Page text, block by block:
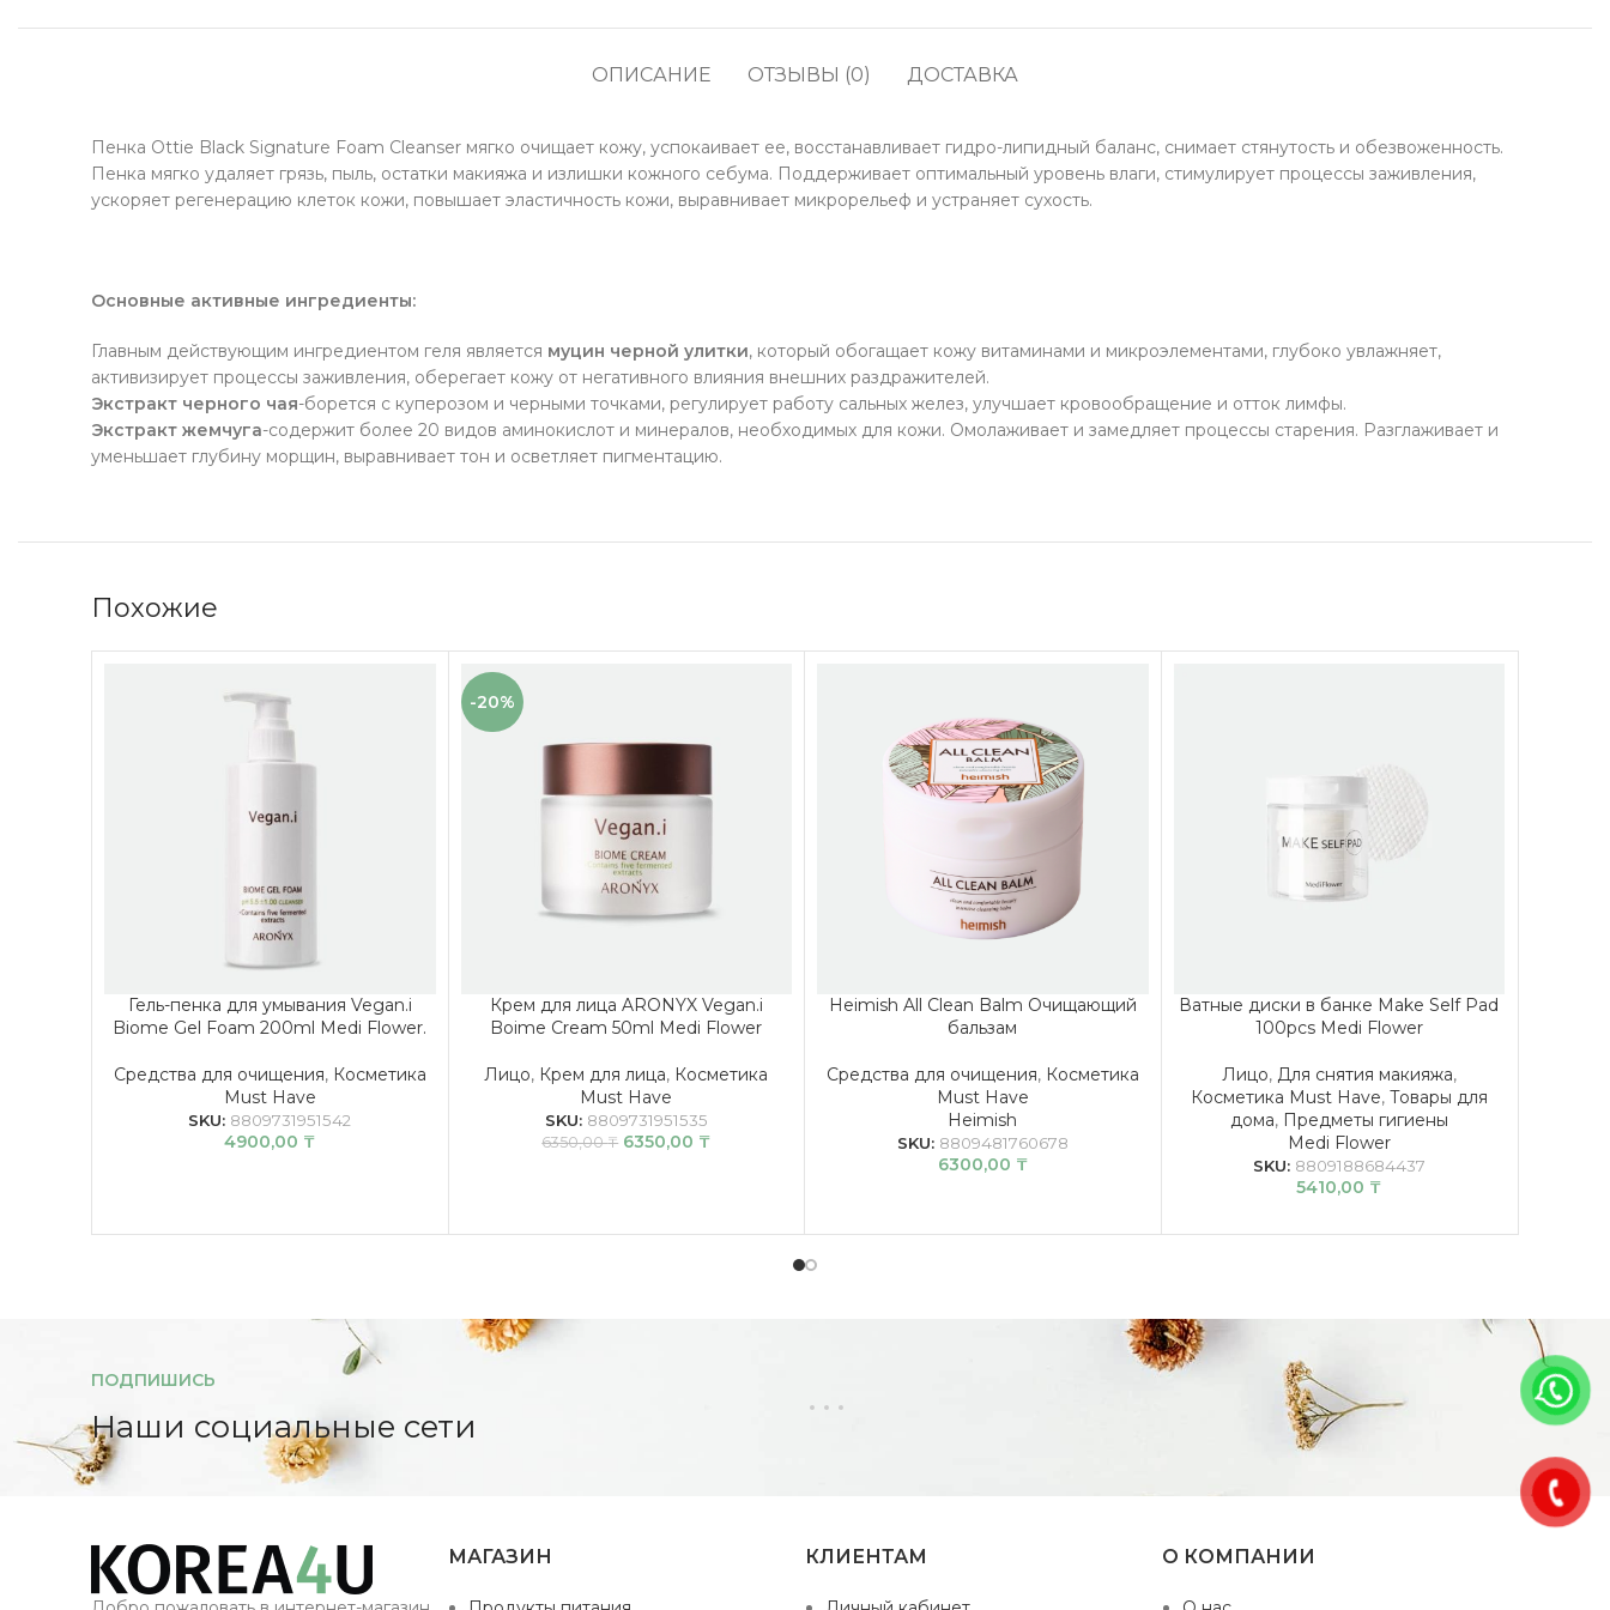
Соусы, приправы и
маринады
жевательные резинки,
конфеты
Напитки, молоко, готовое
Прочее
ОПИСАНИЕ ОТЗЫВЫ (0) ДОСТАВКА
Пенка Ottie Black Signature Foam Cleanser мягко очищает кожу, успокаивает ее, восстанавливает гидро-липидный баланс, снимает стянутость и обезвоженность.
Пенка мягко удаляет грязь, пыль, остатки макияжа и излишки кожного себума. Поддерживает оптимальный уровень влаги, стимулирует процессы заживления,
ускоряет регенерацию клеток кожи, повышает эластичность кожи, выравнивает микрорельеф и устраняет сухость.
Основные активные ингредиенты:
Главным действующим ингредиентом геля является муцин черной улитки, который обогащает кожу витаминами и микроэлементами, глубоко увлажняет,
активизирует процессы заживления, оберегает кожу от негативного влияния внешних раздражителей.
Экстракт черного чая-борется с куперозом и черными точками, регулирует работу сальных желез, улучшает кровообращение и отток лимфы.
Экстракт жемчуга-содержит более 20 видов аминокислот и минералов, необходимых для кожи. Омолаживает и замедляет процессы старения. Разглаживает и
уменьшает глубину морщин, выравнивает тон и осветляет пигментацию.
Похожие
Гель-пенка для умывания Vegan.i
Biome Gel Foam 200ml Medi Flower.
Средства для очищения, Косметика
Must Have
SKU: 8809731951542
4900,00 ₸
-20%
Крем для лица ARONYX Vegan.i
Boime Cream 50ml Medi Flower
Лицо, Крем для лица, Косметика
Must Have
SKU: 8809731951535
6350,00₸ 6350,00 ₸
Heimish All Clean Balm Очищающий
бальзам
Средства для очищения, Косметика
Must Have
Heimish
SKU: 8809481760678
6300,00 ₸
Ватные диски в банке Make Self Pad
100pcs Medi Flower
Лицо, Для снятия макияжа,
Косметика Must Have, Товары для
дома, Предметы гигиены
Medi Flower
SKU: 8809188684437
5410,00 ₸
ПОДПИШИСЬ
Наши социальные сети
МАГАЗИН КЛИЕНТАМ О КОМПАНИИ